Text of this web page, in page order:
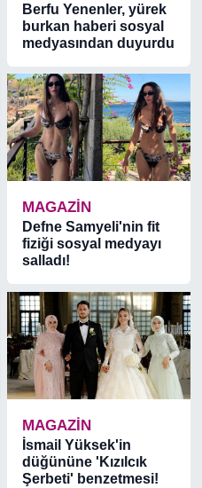
Berfu Yenenler, yürek
burkan haberi sosyal
medyasından duyurdu
MAGAZİN
Defne Samyeli'nin fit
fiziği sosyal medyayı
salladı!
MAGAZİN
İsmail Yüksek'in
düğününe 'Kızılcık
Şerbeti' benzetmesi!